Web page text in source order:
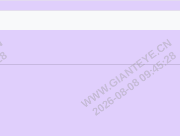
外壳的重量比以前的型号减轻了 24%。 顶盖由坚固
外，它的使用寿命相当于三台摄像机的预期寿命。紧
TQ1815-E Housing AR, AU, BR, CN, EU, JP, UK, US
WWW.GIANTEYE.CN
2026-08-08 09:45:28